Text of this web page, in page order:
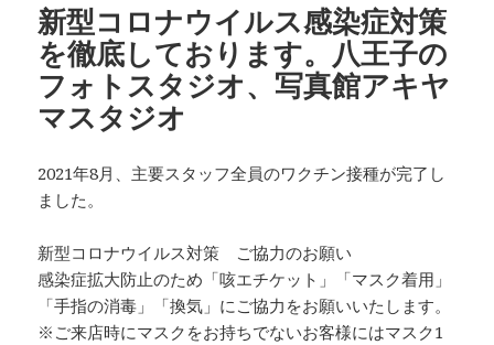
新型コロナウイルス感染症対策
を徹底しております。八王子の
フォトスタジオ、写真館アキヤ
マスタジオ
2021年8月、主要スタッフ全員のワクチン接種が完了し
ました。
新型コロナウイルス対策 ご協力のお願い
感染症拡大防止のため「咳エチケット」「マスク着用」
「手指の消毒」「換気」にご協力をお願いいたします。
※ご来店時にマスクをお持ちでないお客様にはマスク1